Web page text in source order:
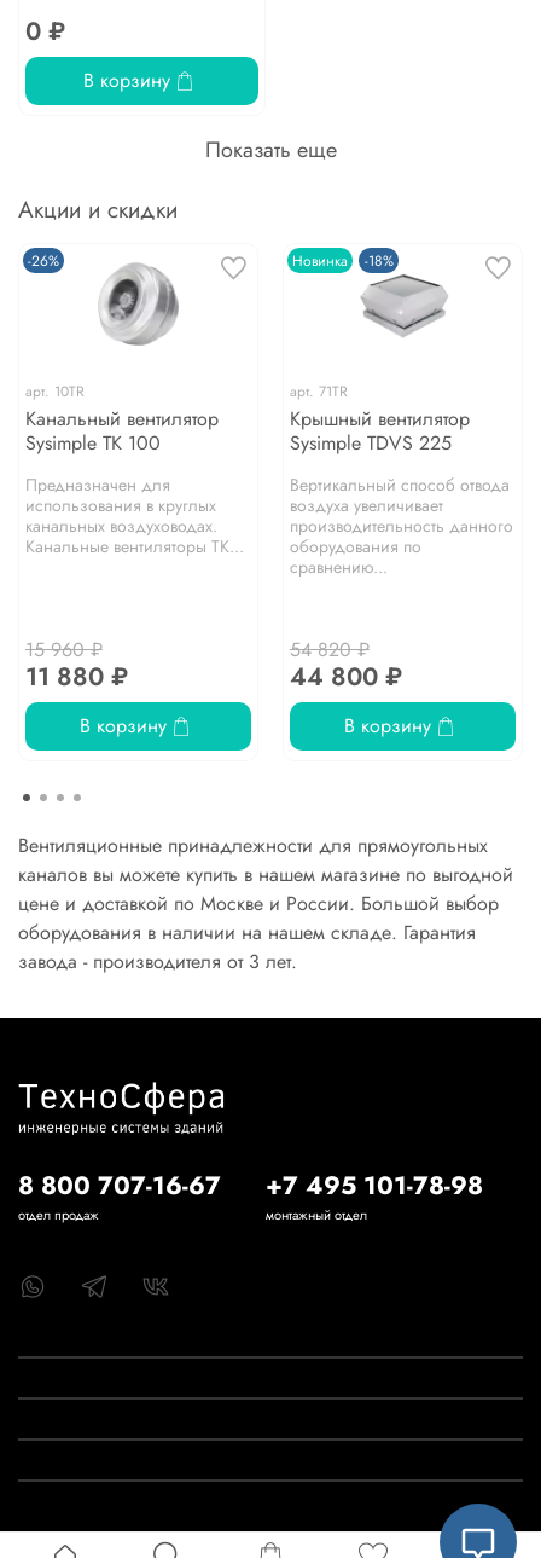
0 ₽
В корзину
Показать еще
Акции и скидки
-26%
арт. 10TR
Канальный вентилятор
Sysimple TK 100
Предназначен для
использования в круглых
канальных воздуховодах.
Канальные вентиляторы TK...
15 960 ₽
11 880 ₽
В корзину
Новинка -18%
арт. 71TR
Крышный вентилятор
Sysimple TDVS 225
Вертикальный способ отвода
воздуха увеличивает
производительность данного
оборудования по
сравнению...
54 820 ₽
44 800 ₽
В корзину
Вентиляционные принадлежности для прямоугольных
каналов вы можете купить в нашем магазине по выгодной
цене и доставкой по Москве и России. Большой выбор
оборудования в наличии на нашем складе. Гарантия
завода - производителя от 3 лет.
8 800 707-16-67
отдел продаж
+7 495 101-78-98
монтажный отдел